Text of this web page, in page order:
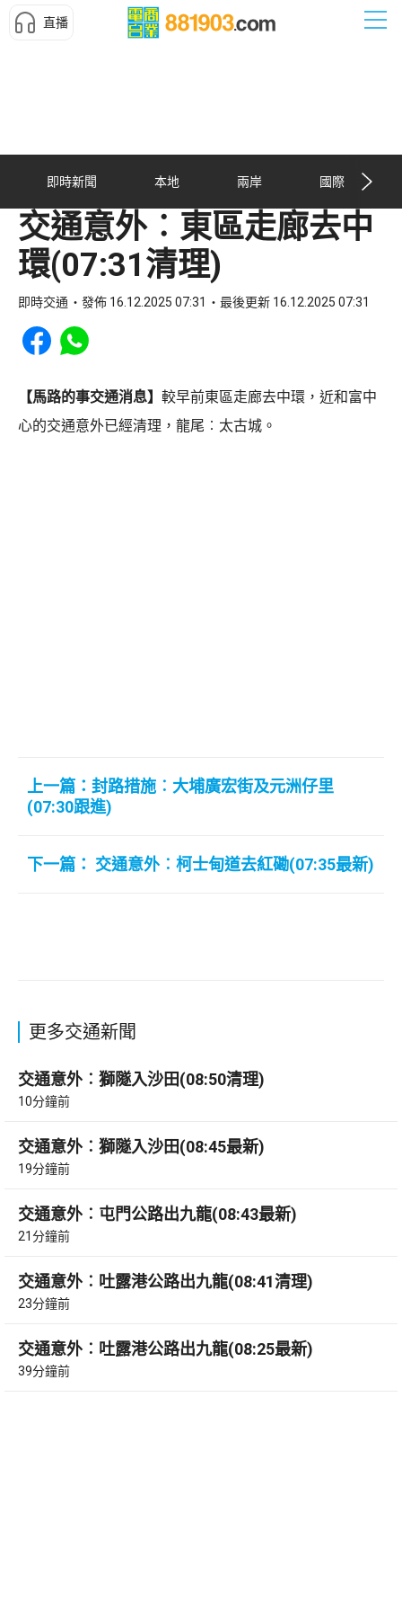
直播
即時新聞 本地 兩岸 國際
交通意外︰東區走廊去中
環(07:31清理)
即時交通 發佈 16.12.2025 07:31 最後更新 16.12.2025 07:31
Share to Facebook
Share to WhatsApp
【馬路的事交通消息】 較早前東區走廊去中環，近和富中
心的交通意外已經清理，龍尾︰太古城。
上一篇：封路措施︰大埔廣宏街及元洲仔里
(07:30跟進)
下一篇： 交通意外︰柯士甸道去紅磡(07:35最新)
更多交通新聞
交通意外︰獅隧入沙田(08:50清理)
10分鐘前
交通意外︰獅隧入沙田(08:45最新)
19分鐘前
交通意外︰屯門公路出九龍(08:43最新)
21分鐘前
交通意外︰吐露港公路出九龍(08:41清理)
23分鐘前
交通意外︰吐露港公路出九龍(08:25最新)
39分鐘前